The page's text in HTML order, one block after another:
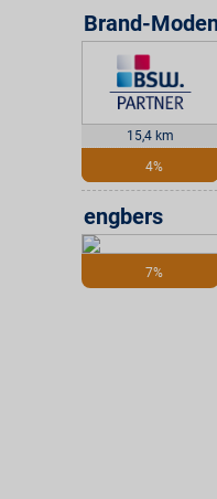
15,4 km
4%
Brand-
7%
engbers